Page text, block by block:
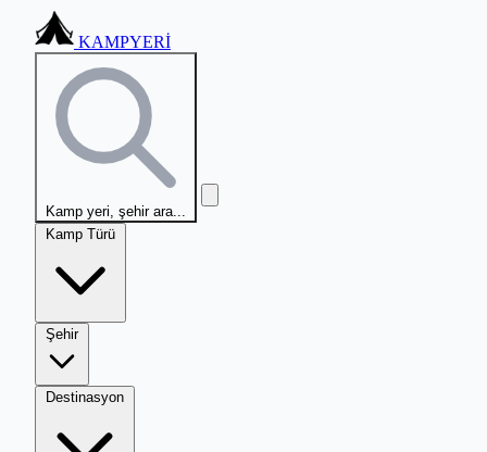
KAMPYERİ
Kamp yeri, şehir ara...
Kamp Türü
Şehir
Destinasyon